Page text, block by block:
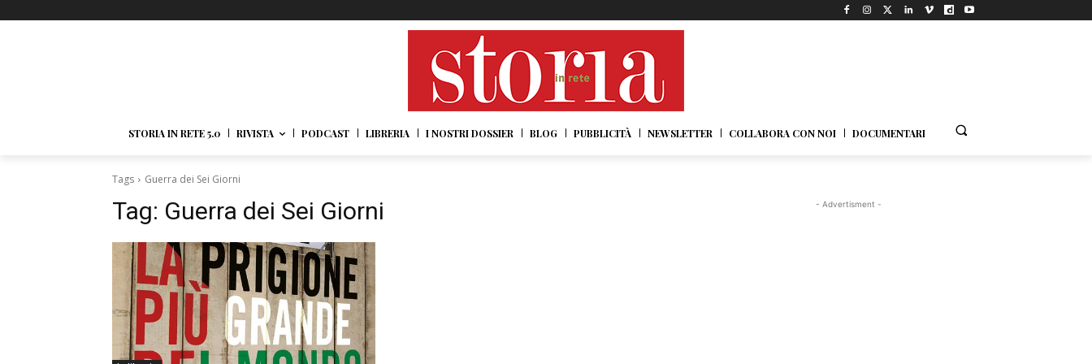
STORIA IN RETE 5.0 RIVISTA PODCAST LIBRERIA I NOSTRI DOSSIER BLOG PUBBLICITÀ NEWSLETTER COLLABORA CON NOI DOCUMENTARI
Tags Guerra dei Sei Giorni
Tag: Guerra dei Sei Giorni - Advertisment -